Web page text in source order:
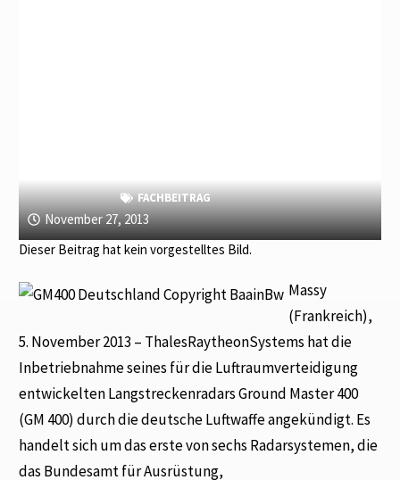
FACHBEITRAG
November 27, 2013
Dieser Beitrag hat kein vorgestelltes Bild.
Massy
(Frankreich),
5. November 2013 – ThalesRaytheonSystems hat die
Inbetriebnahme seines für die Luftraumverteidigung
entwickelten Langstreckenradars Ground Master 400
(GM 400) durch die deutsche Luftwaffe angekündigt. Es
handelt sich um das erste von sechs Radarsystemen, die
das Bundesamt für Ausrüstung,